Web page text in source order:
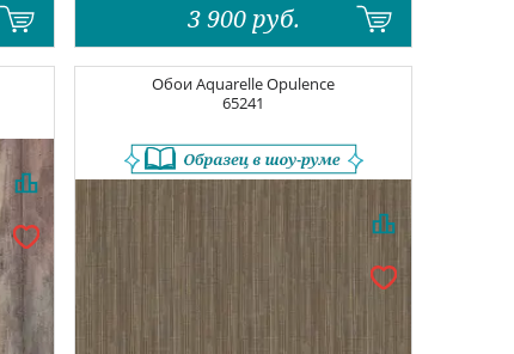
3 900 руб.
ОбоиAquarelle Opulence
65241